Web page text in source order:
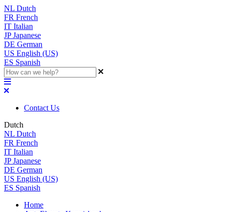
NL Dutch
FR French
IT Italian
JP Japanese
DE German
US English (US)
ES Spanish
Contact Us
Dutch
NL Dutch
FR French
IT Italian
JP Japanese
DE German
US English (US)
ES Spanish
Home